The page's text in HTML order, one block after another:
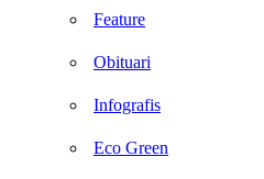
Feature
Obituari
Infografis
Eco Green